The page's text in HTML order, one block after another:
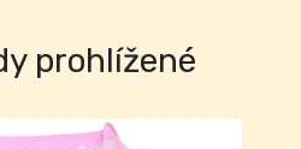
prohlížené